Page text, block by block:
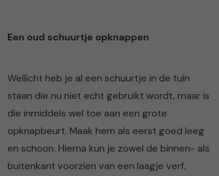
Een oud schuurtje opknappen
Wellicht heb je al een schuurtje in de tuin
staan die nu niet echt gebruikt wordt, maar is
die inmiddels wel toe aan een grote
opknapbeurt. Maak hem als eerst goed leeg
en schoon. Hierna kun je zowel de binnen- als
buitenkant voorzien van een laagje verf,